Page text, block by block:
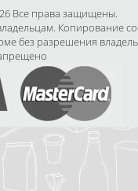
Все права защищены.
Копирование
без разрешения